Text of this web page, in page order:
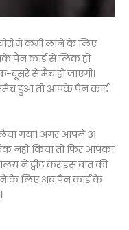
में कमी लाने के लिए
पैन कार्ड से लिंक हो
दूसरे से मैच हो जाएगी।
हुआ तो आपके पैन कार्ड
गया। अगर आपने 31
नहीं किया तो फिर आपका
ने ट्वीट कर इस बात की
के लिए अब पैन कार्ड के